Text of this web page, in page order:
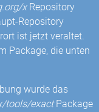
xRepository
Repository
ist jetzt veraltet.
Package, die unten
wurde das
tools/exactPackage